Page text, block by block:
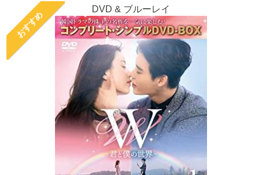
おすすめ
DVD & ブルーレイ